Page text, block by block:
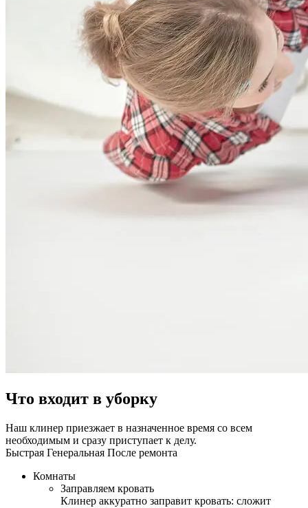
Что входит в уборку
Наш клинер приезжает в назначенное время со всем
необходимым и сразу приступает к делу.
Быстрая Генеральная После ремонта
Комнаты
Заправляем кровать
Клинер аккуратно заправит кровать: сложит